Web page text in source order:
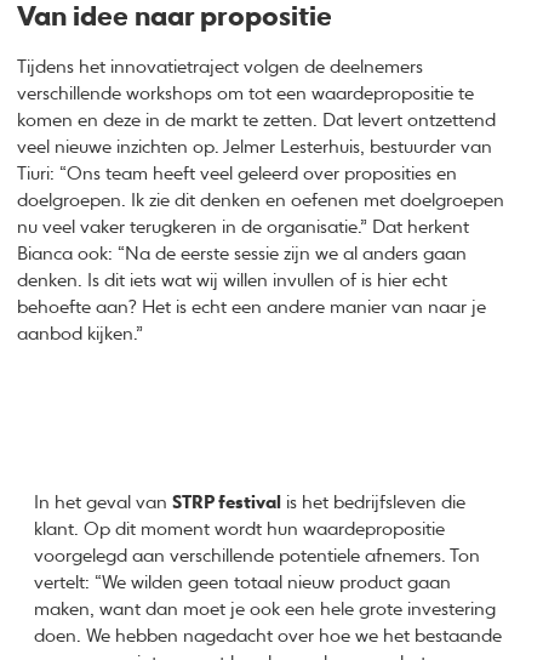
Van idee naar propositie
Tijdens het innovatietraject volgen de deelnemers
verschillende workshops om tot een waardepropositie te
komen en deze in de markt te zetten. Dat levert ontzettend
veel nieuwe inzichten op. Jelmer Lesterhuis, bestuurder van
Tiuri: “Ons team heeft veel geleerd over proposities en
doelgroepen. Ik zie dit denken en oefenen met doelgroepen
nu veel vaker terugkeren in de organisatie.” Dat herkent
Bianca ook: “Na de eerste sessie zijn we al anders gaan
denken. Is dit iets wat wij willen invullen of is hier echt
behoefte aan? Het is echt een andere manier van naar je
aanbod kijken.”
In het geval vanSTRP festival is het bedrijfsleven die
klant. Op dit moment wordt hun waardepropositie
voorgelegd aan verschillende potentiele afnemers. Ton
vertelt: “We wilden geen totaal nieuw product gaan
maken, want dan moet je ook een hele grote investering
doen. We hebben nagedacht over hoe we het bestaande